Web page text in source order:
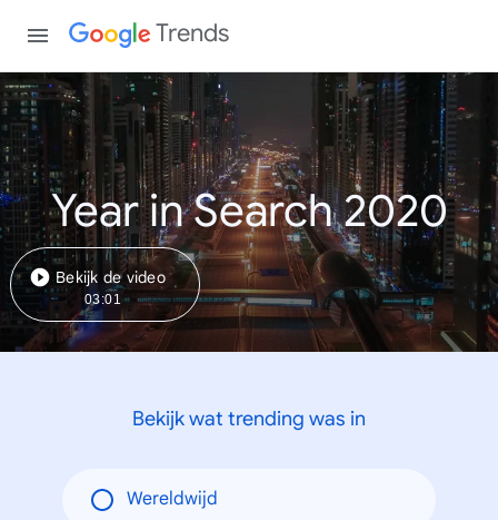
Trends
Year in Search 2020
Bekijk de video
03:01
Bekijk wat trending was in
Wereldwijd